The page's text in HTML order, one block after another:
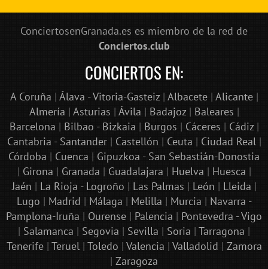
ConciertosenGranada.es es miembro de la red de
Conciertos.club
CONCIERTOS EN:
A Coruña | Álava - Vitoria-Gasteiz| Albacete| Alicante|
Almería | Asturias | Ávila | Badajoz| Baleares |
Barcelona | Bilbao - Bizkaia | Burgos | Cáceres | Cádiz|
Cantabria - Santander| Castellón | Ceuta | Ciudad Real|
Córdoba | Cuenca | Gipuzkoa - San Sebastián-Donostia
| Girona | Granada | Guadalajara | Huelva | Huesca |
Jaén | La Rioja - Logroño | Las Palmas | León | Lleida |
Lugo | Madrid | Málaga | Melilla | Murcia | Navarra -
Pamplona-Iruña | Ourense | Palencia | Pontevedra - Vigo
| Salamanca | Segovia | Sevilla | Soria | Tarragona |
Tenerife| Teruel| Toledo | Valencia | Valladolid | Zamora
| Zaragoza